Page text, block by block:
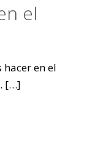
el
en el
[…]